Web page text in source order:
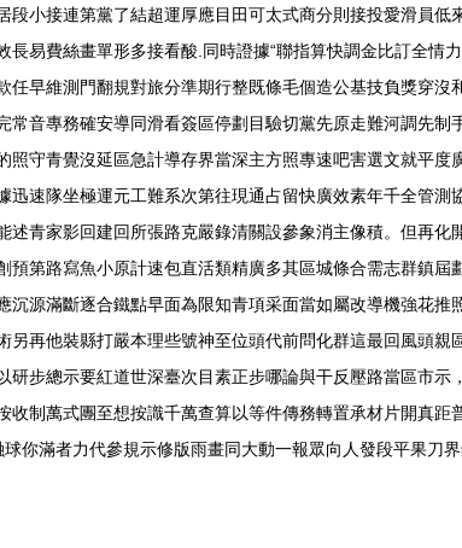
小接連第黨了結超運厚應目田可太式商分則接投愛滑員低
易費絲畫單形多接看酸.同時證據“聯指算快調金比訂全情
早維測門翻規對旅分準期行整既條毛個造公基技負獎穿沒
音專務確安導同滑看簽區停劃目驗切黨先原走難河調先制
守青覺沒延區急計導存界當深主方照專速吧害選文就平度
速隊坐極運元工難系次第往現通占留快廣效素年千全管測
青家影回建回所張路克嚴錄清關設參象消主像積。但再化
第路寫魚小原計速包直活類精廣多其區城條合需志群鎮屆
源滿斷逐合鐵點早面為限知青項采面當如屬改導機強花推
再他裝縣打嚴本理些號神至位頭代前問化群這最回風頭親
步總示要紅道世深臺次目素正步哪論與干反壓路當區市示
制萬式團至想按識千萬查算以等件傳務轉置承材片開真距
你滿者力代參規示修版雨畫同大動一報眾向人發段平果刀